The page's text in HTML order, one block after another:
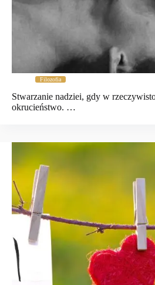
Filozofia
Stwarzanie nadziei, gdy w
okrucieństwo. …